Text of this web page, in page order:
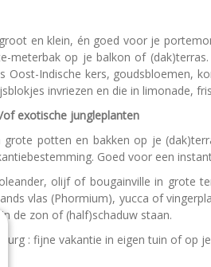
en klein, én goed voor je
meterbak op je balkon of
Oost-Indische kers, goudsbloemen,
invriezen en die in limonade,
exotische jungleplanten
potten en bakken op je
Goed voor een
olijf of bougainville in grote
vlas (Phormium), yucca of
de zon of (half)schaduw staan.
: fijne vakantie in eigen tuin of op